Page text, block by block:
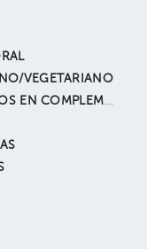
VEGETARIANO
ASESORÍA EN RUTINAS DE EJERCICIOS EN COMPLEMENTO CON LOS PLANES NUTRICIONALES